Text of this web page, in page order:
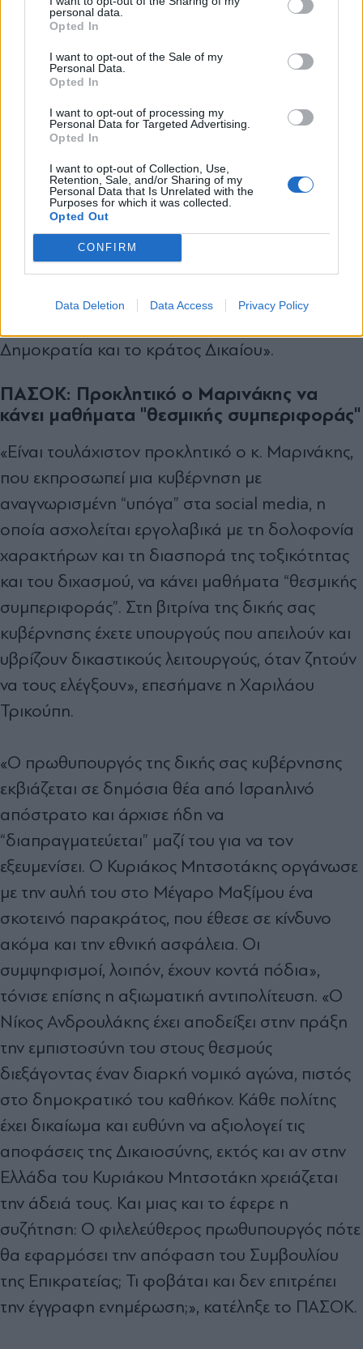
personal data.
Opted In
I want to opt-out of the Sale of my
Personal Data.
Opted In
I want to opt-out of processing my
Personal Data for Targeted Advertising.
Opted In
I want to opt-out of Collection, Use,
Retention, Sale, and/or Sharing of my
Personal Data that Is Unrelated with the
Purposes for which it was collected.
Opted Out
CONFIRM
Data Deletion Data Access Privacy Policy
-η οποία έχει ήδη εφεσιβληθεί-, κανείς από την
κυβέρνηση δεν διανοήθηκε να την κρίνει
αρνητικά και δημοσίως. Πολύ δε περισσότερο
να επιτεθεί στον πρωτοδίκη που την εξέδωσε.
Κύριε Ανδρουλάκη, ο σεβασμός στη Δικαιοσύνη
και τις αποφάσεις της δεν είναι προαιρετικός.
Είναι επιβεβλημένος. Σεβαστείτε, επιτέλους, τον
θεσμικό σας ρόλο. Και αντιληφθείτε ότι κάθε
επίθεση κατά της Δικαιοσύνης αποτελεί
προβληματική συμπεριφορά. Όταν, δε, η
επίθεση αυτή προέρχεται προσωπικά από τον
αρχηγό της αξιωματικής αντιπολίτευσης,
Δημοκρατία και το κράτος Δικαίου».
ΠΑΣΟΚ: Προκλητικό ο Μαρινάκης να
κάνει μαθήματα "θεσμικής συμπεριφοράς"
«Είναι τουλάχιστον προκλητικό ο κ. Μαρινάκης,
που εκπροσωπεί μια κυβέρνηση με
αναγνωρισμένη “υπόγα” στα social media, η
οποία ασχολείται εργολαβικά με τη δολοφονία
χαρακτήρων και τη διασπορά της τοξικότητας
και του διχασμού, να κάνει μαθήματα “θεσμικής
συμπεριφοράς”. Στη βιτρίνα της δικής σας
κυβέρνησης έχετε υπουργούς που απειλούν και
υβρίζουν δικαστικούς λειτουργούς, όταν ζητούν
να τους ελέγξουν», επεσήμανε η Χαριλάου
Τρικούπη.
«Ο πρωθυπουργός της δικής σας κυβέρνησης
εκβιάζεται σε δημόσια θέα από Ισραηλινό
απόστρατο και άρχισε ήδη να
“διαπραγματεύεται” μαζί του για να τον
εξευμενίσει. Ο Κυριάκος Μητσοτάκης οργάνωσε
με την αυλή του στο Μέγαρο Μαξίμου ένα
σκοτεινό παρακράτος, που έθεσε σε κίνδυνο
ακόμα και την εθνική ασφάλεια. Οι
συμψηφισμοί, λοιπόν, έχουν κοντά πόδια»,
τόνισε επίσης η αξιωματική αντιπολίτευση. «Ο
Νίκος Ανδρουλάκης έχει αποδείξει στην πράξη
την εμπιστοσύνη του στους θεσμούς
διεξάγοντας έναν διαρκή νομικό αγώνα, πιστός
στο δημοκρατικό του καθήκον. Κάθε πολίτης
έχει δικαίωμα και ευθύνη να αξιολογεί τις
αποφάσεις της Δικαιοσύνης, εκτός και αν στην
Ελλάδα του Κυριάκου Μητσοτάκη χρειάζεται
την άδειά τους. Και μιας και το έφερε η
συζήτηση: Ο φιλελεύθερος πρωθυπουργός πότε
θα εφαρμόσει την απόφαση του Συμβουλίου
της Επικρατείας; Τι φοβάται και δεν επιτρέπει
την έγγραφη ενημέρωση;», κατέληξε το ΠΑΣΟΚ.
Αποδέχομαι τους
και την πολιτική απορρήτου
X